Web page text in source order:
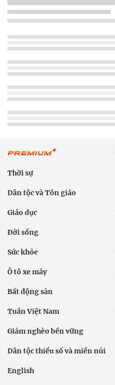
Thời sự
Dân tộc và Tôn giáo
Giáo dục
Đời sống
Sức khỏe
Ô tô xe máy
Bất động sản
Tuần Việt Nam
Giảm nghèo bền vững
Dân tộc thiểu số và miền núi
English